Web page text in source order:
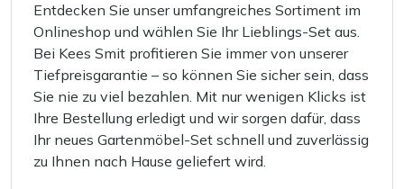
Entdecken Sie unser umfangreiches Sortiment im
Onlineshop und wählen Sie Ihr Lieblings-Set aus.
Bei Kees Smit profitieren Sie immer von unserer
Tiefpreisgarantie – so können Sie sicher sein, dass
Sie nie zu viel bezahlen. Mit nur wenigen Klicks ist
Ihre Bestellung erledigt und wir sorgen dafür, dass
Ihr neues Gartenmöbel-Set schnell und zuverlässig
zu Ihnen nach Hause geliefert wird.